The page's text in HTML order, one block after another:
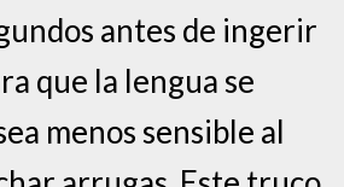
antes de ingerir
que la lengua se
menos sensible al